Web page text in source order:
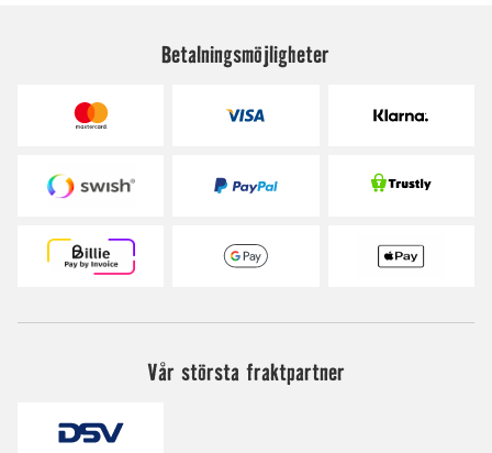
Betalningsmöjligheter
Vår största fraktpartner